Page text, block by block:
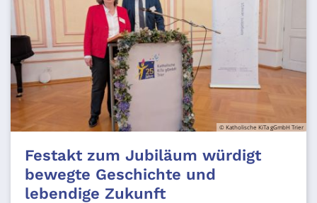
© Katholische KiTa gGmbH Trier
Festakt zum Jubiläum würdigt
bewegte Geschichte und
lebendige Zukunft